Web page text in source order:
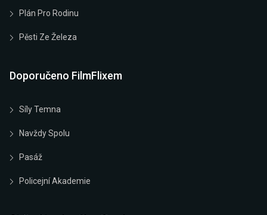
Plán Pro Rodinu
Pěsti Ze Železa
Doporučeno FilmFlixem
Síly Temna
Navždy Spolu
Pasáž
Policejní Akademie